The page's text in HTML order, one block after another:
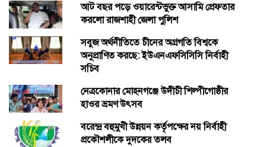
আট বছর পড়ে ওয়ারেন্টভুক্ত আসামি প্রেফতার
করলো রাজশাহী জেলা পুলিশ
সবুজ অর্থনীতিতে চীনের অগ্রগতি বিশ্বকে
অনুপ্রাণিত করছে: ইউএনএফসিসিসি নির্বাহী
সচিব
নেত্রকোনার মোহনগঞ্জে উদীচী শিল্পীগোষ্ঠীর
হাওর ভ্রমণ উৎসব
বরেন্দ্র বহুমুখী উন্নয়ন কর্তৃপক্ষের নয় নির্বাহী
প্রকৌশলীকে দুদকের তলব